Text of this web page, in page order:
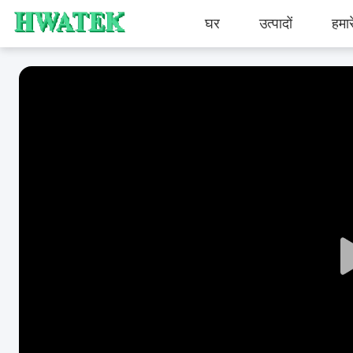
घर उत्पादों